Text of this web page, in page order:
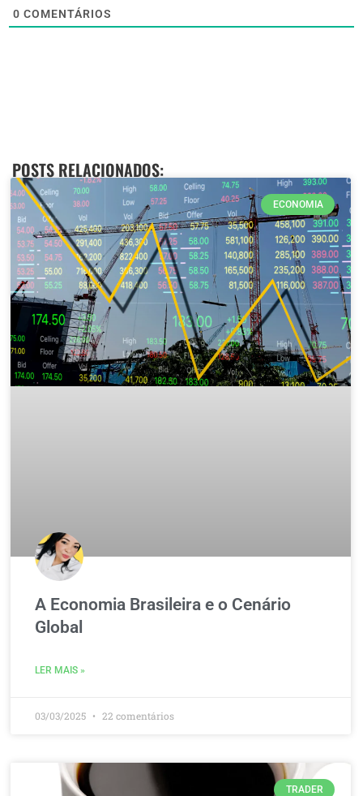
0 COMENTÁRIOS
POSTS RELACIONADOS:
ECONOMIA
A Economia Brasileira e o Cenário
Global
LER MAIS »
03/03/2025 22 comentários
TRADER